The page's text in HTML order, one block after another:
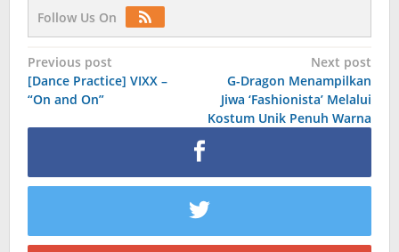
Follow Us On
Post
navigation
Previous post
[Dance Practice] VIXX –
“On and On”
Next post
G-Dragon Menampilkan
Jiwa ‘Fashionista’ Melalui
Kostum Unik Penuh Warna